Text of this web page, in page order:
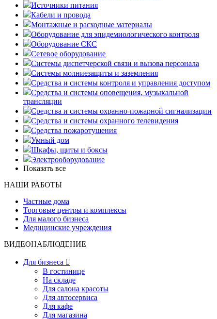
Источники питания
Кабели и провода
Монтажные и расходные материалы
Оборудование для эпидемиологического контроля
Оборудование СКС
Сетевое оборудование
Системы диспетчерской связи и вызова персонала
Системы молниезащиты и заземления
Средства и системы контроля и управления доступом
Средства и системы оповещения, музыкальной
трансляции
Средства и системы охранно-пожарной сигнализации
Средства и системы охранного телевидения
Средства пожаротушения
Умный дом
Шкафы, щиты и боксы
Электрооборудование
Показать все
НАШИ РАБОТЫ
Частные дома
Торговые центры и комплексы
Для малого бизнеса
Медицинские учреждения
ВИДЕОНАБЛЮДЕНИЕ
Для бизнеса 
В гостинице
На складе
Для салона красоты
Для автосервиса
Для кафе
Для магазина